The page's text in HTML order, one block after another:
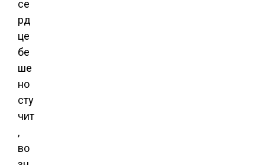
се
рд
це
бе
ше
но
сту
чит
,
во